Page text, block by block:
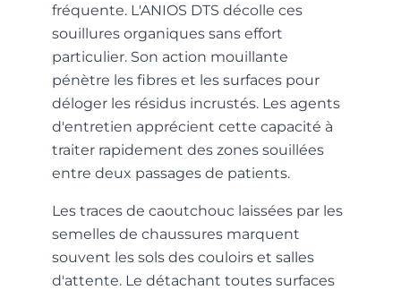
fréquente. L'ANIOS DTS décolle ces
souillures organiques sans effort
particulier. Son action mouillante
pénètre les fibres et les surfaces pour
déloger les résidus incrustés. Les agents
d'entretien apprécient cette capacité à
traiter rapidement des zones souillées
entre deux passages de patients.
Les traces de caoutchouc laissées par les
semelles de chaussures marquent
souvent les sols des couloirs et salles
d'attente. Le détachant toutes surfaces